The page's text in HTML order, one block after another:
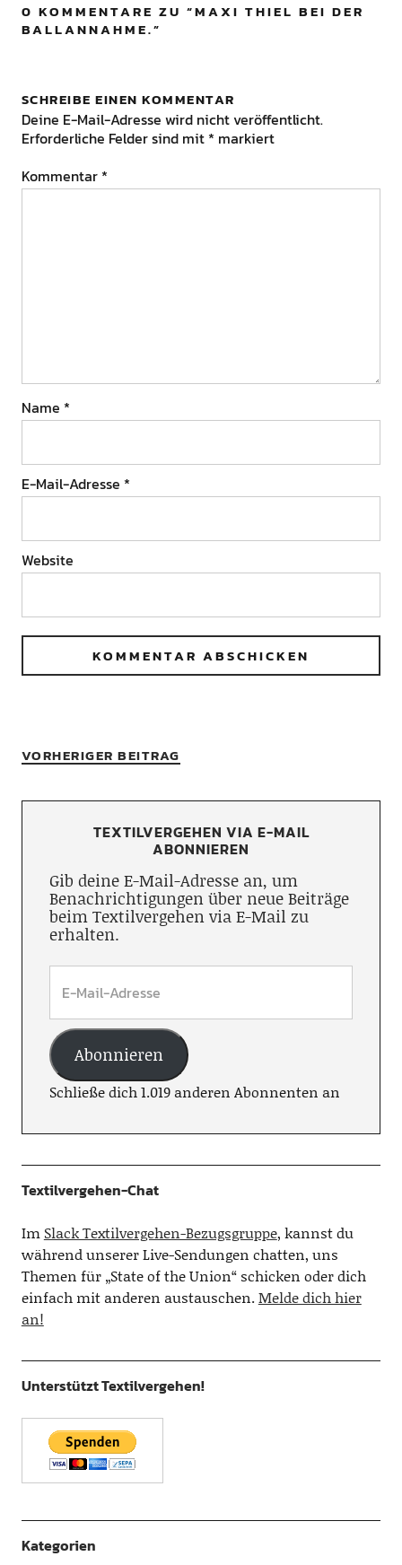
0 KOMMENTARE ZU “MAXI THIEL BEI DER
BALLANNAHME.”
SCHREIBE EINEN KOMMENTAR
Deine E-Mail-Adresse wird nicht veröffentlicht.
Erforderliche Felder sind mit * markiert
Kommentar *
Name *
E-Mail-Adresse *
Website
VORHERIGER BEITRAG
TEXTILVERGEHEN VIA E-MAIL
ABONNIEREN
Gib deine E-Mail-Adresse an, um
Benachrichtigungen über neue Beiträge
beim Textilvergehen via E-Mail zu
erhalten.
Abonnieren
Schließe dich 1.019 anderen Abonnenten an
Textilvergehen-Chat
Im Slack Textilvergehen-Bezugsgruppe, kannst du
während unserer Live-Sendungen chatten, uns
Themen für „State of the Union“ schicken oder dich
einfach mit anderen austauschen.Melde dich hier
an!
Unterstützt Textilvergehen!
Kategorien